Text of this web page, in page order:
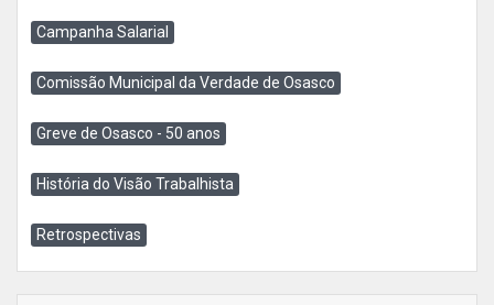
Campanha Salarial
Comissão Municipal da Verdade de Osasco
Greve de Osasco - 50 anos
História do Visão Trabalhista
Retrospectivas